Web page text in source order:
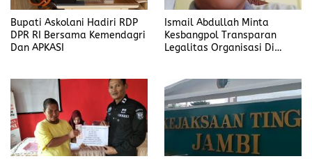
Bupati Askolani Hadiri RDP
DPR RI Bersama Kemendagri
Dan APKASI
Ismail Abdullah Minta
Kesbangpol Transparan
Legalitas Organisasi Di